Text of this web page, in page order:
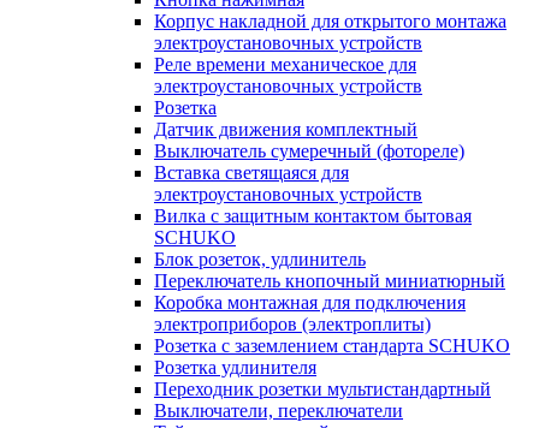
Корпус накладной для открытого монтажа
электроустановочных устройств
Реле времени механическое для
электроустановочных устройств
Розетка
Датчик движения комплектный
Выключатель сумеречный (фотореле)
Вставка светящаяся для
электроустановочных устройств
Вилка с защитным контактом бытовая
SCHUKO
Блок розеток, удлинитель
Переключатель кнопочный миниатюрный
Коробка монтажная для подключения
электроприборов (электроплиты)
Розетка с заземлением стандарта SCHUKO
Розетка удлинителя
Переходник розетки мультистандартный
Выключатели, переключатели